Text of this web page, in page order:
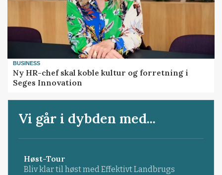
BUSINESS
Ny HR-chef skal koble kultur og forretning i
Seges Innovation
Vi går i dybden med...
Høst-Tour
Bliv klar til høst med Effektivt Landbrugs